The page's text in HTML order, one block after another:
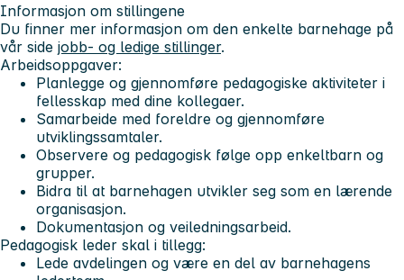
Informasjon om stillingene
Du finner mer informasjon om den enkelte barnehage på
vår side jobb- og ledige stillinger.
Arbeidsoppgaver:
Planlegge og gjennomføre pedagogiske aktiviteter i
fellesskap med dine kollegaer.
Samarbeide med foreldre og gjennomføre
utviklingssamtaler.
Observere og pedagogisk følge opp enkeltbarn og
grupper.
Bidra til at barnehagen utvikler seg som en lærende
organisasjon.
Dokumentasjon og veiledningsarbeid.
Pedagogisk leder skal i tillegg:
Lede avdelingen og være en del av barnehagens